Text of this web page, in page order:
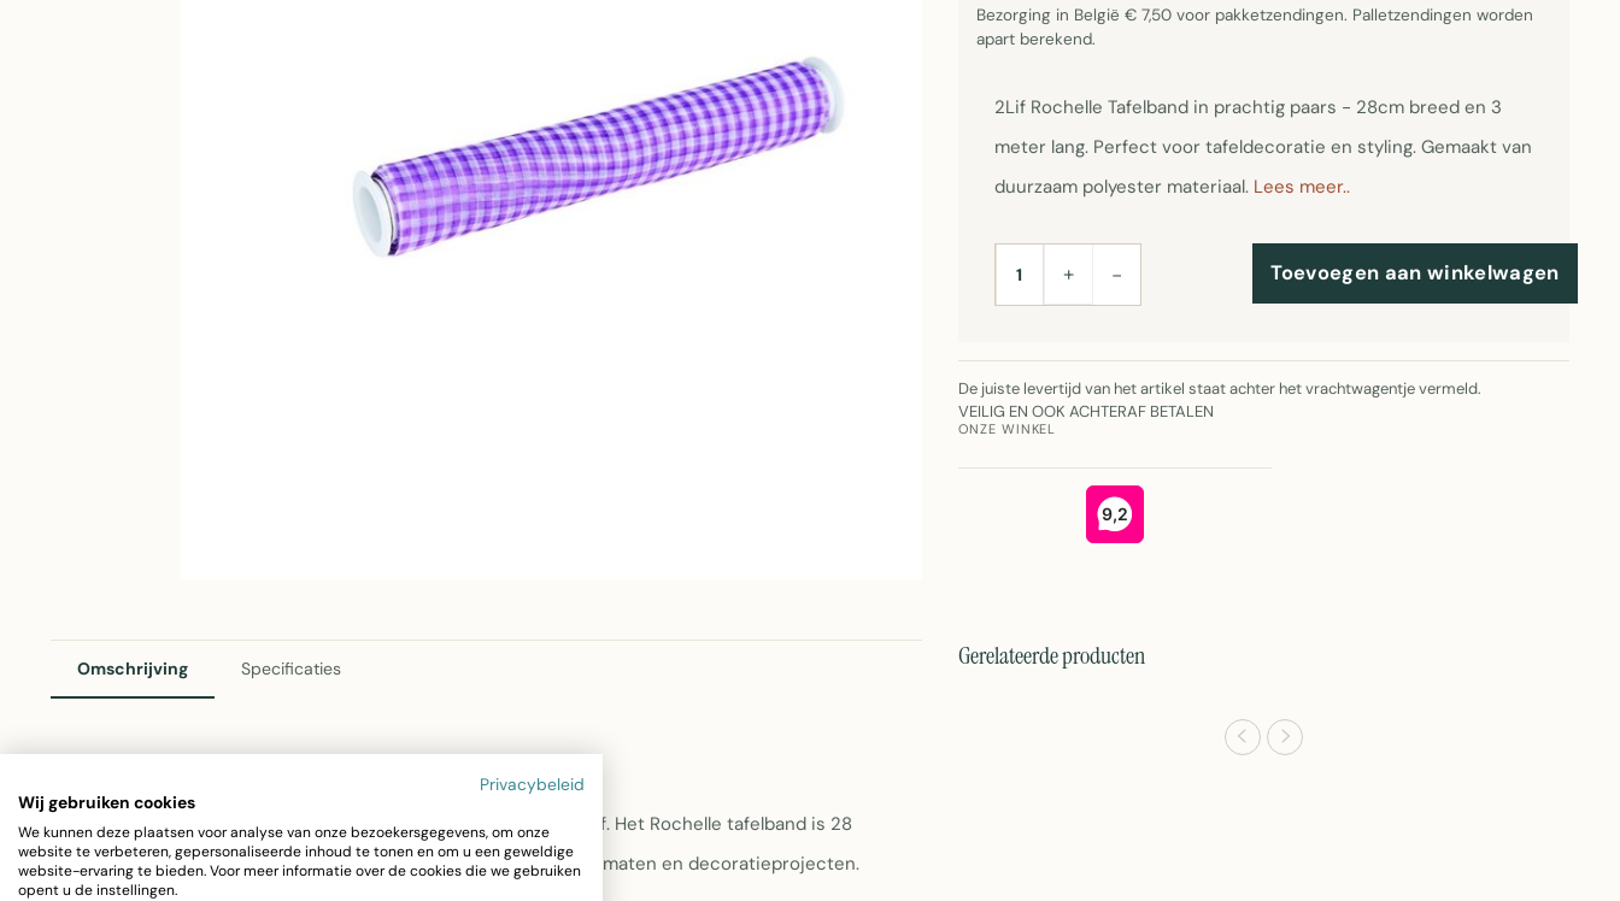
Bezorging in België € 7,50 voor pakketzendingen. Palletzendingen worden
apart berekend.
2Lif Rochelle Tafelband in prachtig paars - 28cm breed en 3
meter lang. Perfect voor tafeldecoratie en styling. Gemaakt van
duurzaam polyester materiaal. Lees meer..
AANTAL+ − Toevoegen aan winkelwagen
De juiste levertijd van het artikel staat achter het vrachtwagentje vermeld.
VEILIG EN OOK ACHTERAF BETALEN
ONZE WINKEL
Omschrijving Specificaties
Maak je tafel compleet met dit elegante paarse tafelband van 2Lif. Het Rochelle tafelband is 28
centimeter breed en 3 meter lang, ideaal voor verschillende tafelmaten en decoratieprojecten.
Gerelateerde producten
Privacybeleid
Wij gebruiken cookies
We kunnen deze plaatsen voor analyse van onze bezoekersgegevens, om onze
website te verbeteren, gepersonaliseerde inhoud te tonen en om u een geweldige
website-ervaring te bieden. Voor meer informatie over de cookies die we gebruiken
opent u de instellingen.